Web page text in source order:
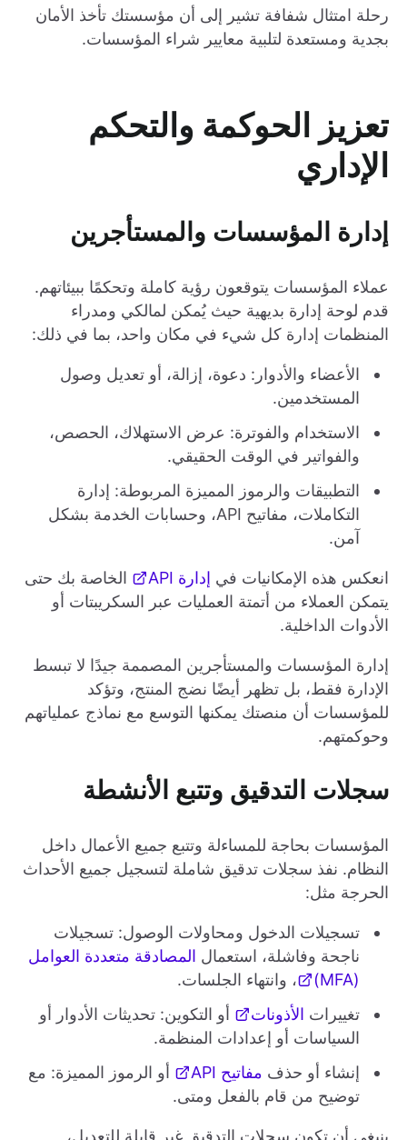
رحلة امتثال شفافة تشير إلى أن مؤسستك تأخذ الأمان
بجدية ومستعدة لتلبية معايير شراء المؤسسات.
تعزيز الحوكمة والتحكم
الإداري
إدارة المؤسسات والمستأجرين
عملاء المؤسسات يتوقعون رؤية كاملة وتحكمًا ببيئاتهم.
قدم لوحة إدارة بديهية حيث يُمكن لمالكي ومدراء
المنظمات إدارة كل شيء في مكان واحد، بما في ذلك:
الأعضاء والأدوار: دعوة، إزالة، أو تعديل وصول
المستخدمين.
الاستخدام والفوترة: عرض الاستهلاك، الحصص،
والفواتير في الوقت الحقيقي.
التطبيقات والرموز المميزة المربوطة: إدارة
التكاملات، مفاتيح API، وحسابات الخدمة بشكل
آمن.
انعكس هذه الإمكانيات في إدارة API
الخاصة بك حتى
يتمكن العملاء من أتمتة العمليات عبر السكريبتات أو
الأدوات الداخلية.
إدارة المؤسسات والمستأجرين المصممة جيدًا لا تبسط
الإدارة فقط، بل تظهر أيضًا نضج المنتج، وتؤكد
للمؤسسات أن منصتك يمكنها التوسع مع نماذج عملياتهم
وحوكمتهم.
سجلات التدقيق وتتبع الأنشطة
المؤسسات بحاجة للمساءلة وتتبع جميع الأعمال داخل
النظام. نفذ سجلات تدقيق شاملة لتسجيل جميع الأحداث
الحرجة مثل:
تسجيلات الدخول ومحاولات الوصول: تسجيلات
ناجحة وفاشلة، استعمال المصادقة متعددة العوامل
(MFA)
، وانتهاء الجلسات.
تغييرات الأذونات
أو التكوين: تحديثات الأدوار أو
السياسات أو إعدادات المنظمة.
إنشاء أو حذف مفاتيح API
أو الرموز المميزة: مع
توضيح من قام بالفعل ومتى.
ينبغي أن تكون سجلات التدقيق غير قابلة للتعديل،